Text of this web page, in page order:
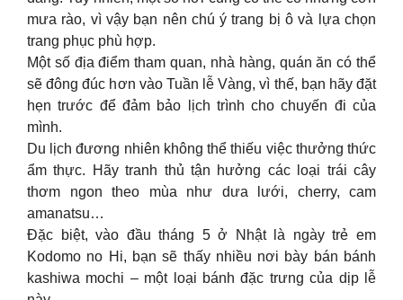
mưa rào, vì vậy bạn nên chú ý trang bị ô và lựa chọn
trang phục phù hợp.
Một số địa điểm tham quan, nhà hàng, quán ăn có thể
sẽ đông đúc hơn vào Tuần lễ Vàng, vì thế, bạn hãy đặt
hẹn trước để đảm bảo lịch trình cho chuyến đi của
mình.
Du lịch đương nhiên không thể thiếu việc thưởng thức
ẩm thực. Hãy tranh thủ tận hưởng các loại trái cây
thơm ngon theo mùa như dưa lưới, cherry, cam
amanatsu…
Đặc biệt, vào đầu tháng 5 ở Nhật là ngày trẻ em
Kodomo no Hi, bạn sẽ thấy nhiều nơi bày bán bánh
kashiwa mochi – một loại bánh đặc trưng của dịp lễ